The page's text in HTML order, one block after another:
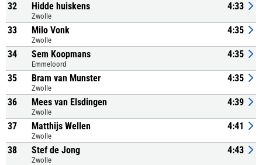
32 Hidde huiskens
Zwolle
4:33
33 Milo Vonk
Zwolle
4:35
34 Sem Koopmans
Emmeloord
4:35
35 Bram van Munster
Zwolle
4:35
36 Mees van Elsdingen
Zwolle
4:39
37 Matthijs Wellen
Zwolle
4:41
38 Stef de Jong
Zwolle
4:43